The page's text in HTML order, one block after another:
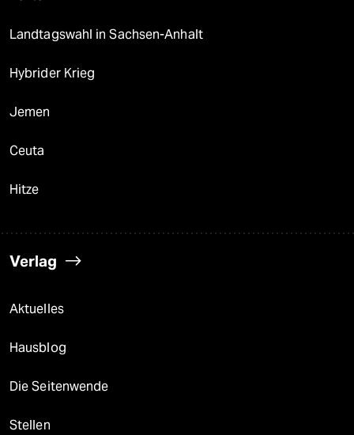
Landtagswahl in Sachsen-Anhalt
Hybrider Krieg
Jemen
Ceuta
Hitze
Verlag
Aktuelles
Hausblog
Die Seitenwende
Stellen